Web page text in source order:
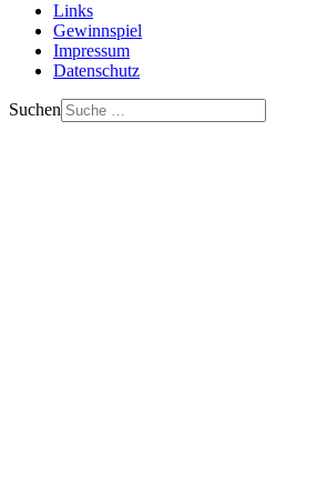
Links
Gewinnspiel
Impressum
Datenschutz
Suchen